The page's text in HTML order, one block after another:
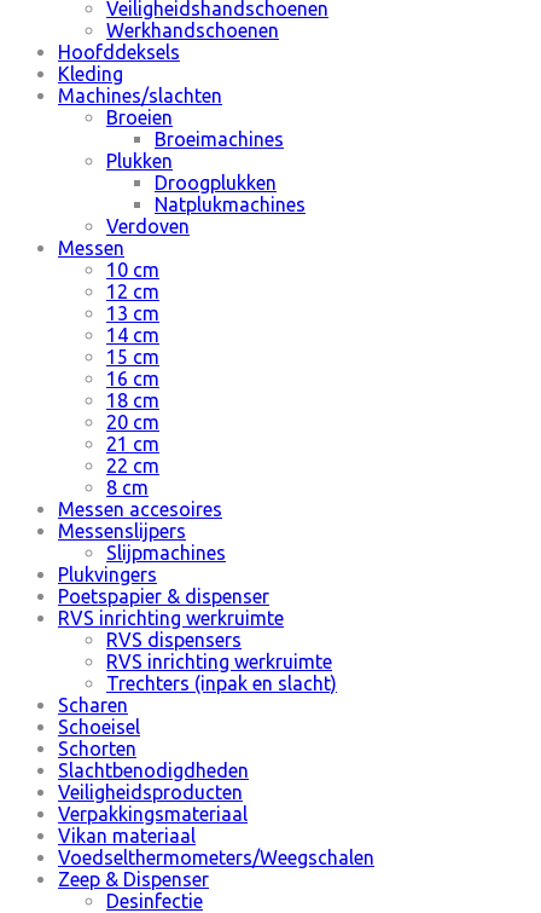
Veiligheidshandschoenen
Werkhandschoenen
Hoofddeksels
Kleding
Machines/slachten
Broeien
Broeimachines
Plukken
Droogplukken
Natplukmachines
Verdoven
Messen
10 cm
12 cm
13 cm
14 cm
15 cm
16 cm
18 cm
20 cm
21 cm
22 cm
8 cm
Messen accesoires
Messenslijpers
Slijpmachines
Plukvingers
Poetspapier & dispenser
RVS inrichting werkruimte
RVS dispensers
RVS inrichting werkruimte
Trechters (inpak en slacht)
Scharen
Schoeisel
Schorten
Slachtbenodigdheden
Veiligheidsproducten
Verpakkingsmateriaal
Vikan materiaal
Voedselthermometers/Weegschalen
Zeep & Dispenser
Desinfectie